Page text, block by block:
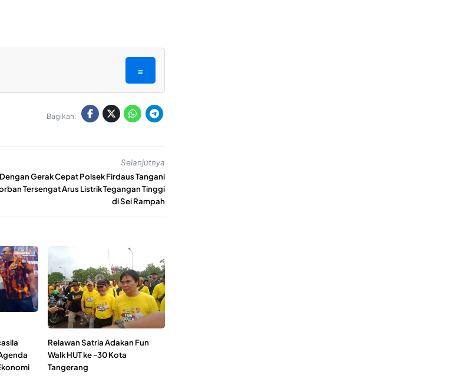
=
Bagikan:
Selanjutnya
Dengan Gerak Cepat Polsek Firdaus Tangani
Tersengat Arus Listrik Tegangan Tinggi
di Sei Rampah
Relawan Satria Adakan Fun
Walk HUT ke -30 Kota
Tangerang